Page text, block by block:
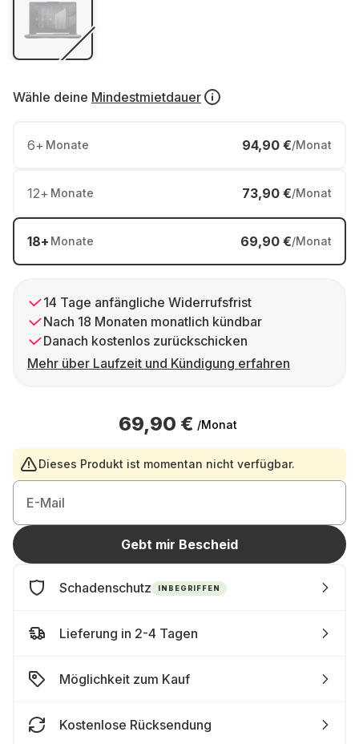
Wähle deine Mindestmietdauer
6+ Monate 94,90 €/Monat
12+ Monate 73,90 €/Monat
18+ Monate 69,90 €/Monat
14 Tage anfängliche Widerrufsfrist
Nach 18 Monaten monatlich kündbar
Danach kostenlos zurückschicken
Mehr über Laufzeit und Kündigung erfahren
69,90 € /Monat
Dieses Produkt ist momentan nicht verfügbar.
E-Mail
Gebt mir Bescheid
Schadenschutz INBEGRIFFEN
Lieferung in 2-4 Tagen
Möglichkeit zum Kauf
Kostenlose Rücksendung